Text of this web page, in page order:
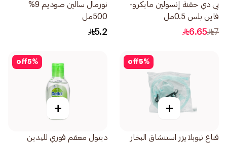
بي دي حقنة إنسولين مايكرو-
فاين بلس 0.5مل
7
6.65
نورمال سالين صوديم 9%
500مل
5.2
5%
off
+
قناع نيوبلايزر استنشاق البخار
5%
off
+
ديتول معقم فوري لليدين